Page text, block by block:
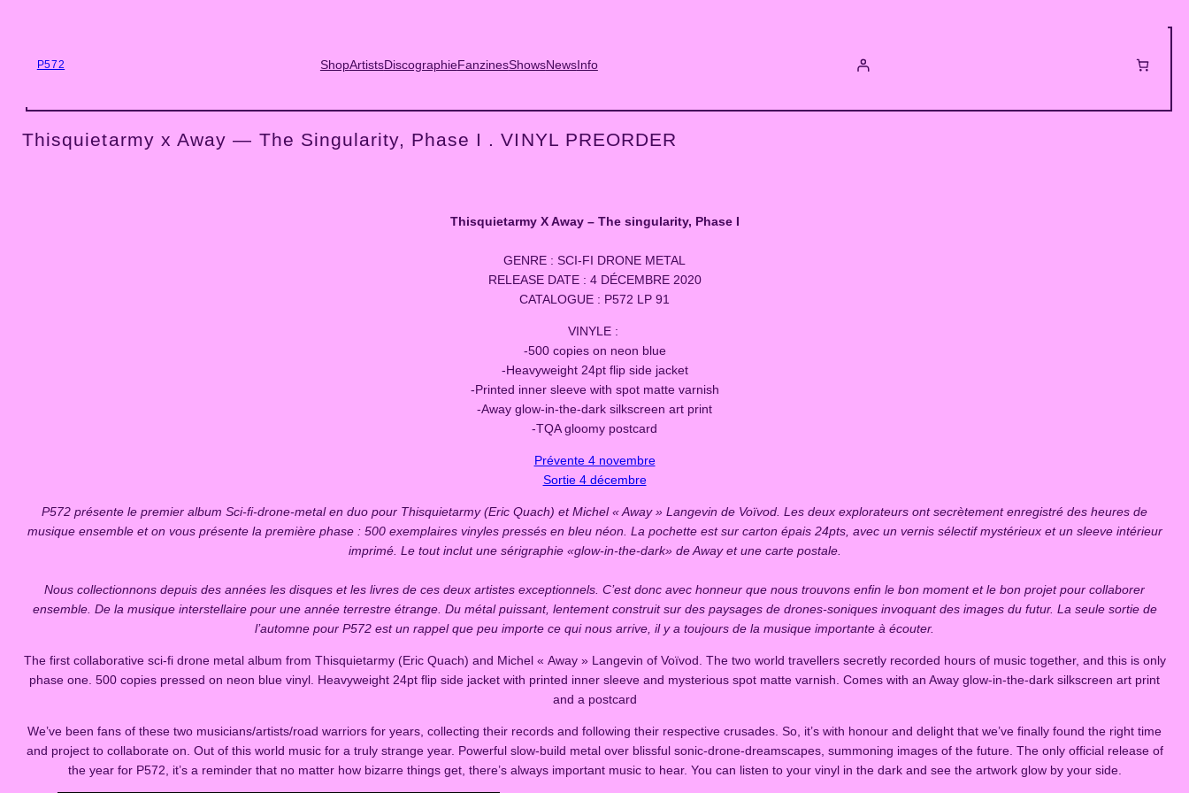
P572 ShopArtistsDiscographieFanzinesShowsNewsInfo
Thisquietarmy x Away — The Singularity, Phase I . VINYL PREORDER
Thisquietarmy X Away – The singularity, Phase I
GENRE : SCI-FI DRONE METAL
RELEASE DATE : 4 DÉCEMBRE 2020
CATALOGUE : P572 LP 91
VINYLE :
-500 copies on neon blue
-Heavyweight 24pt flip side jacket
-Printed inner sleeve with spot matte varnish
-Away glow-in-the-dark silkscreen art print
-TQA gloomy postcard
Prévente 4 novembre
Sortie 4 décembre
P572 présente le premier album Sci-fi-drone-metal en duo pour Thisquietarmy (Eric Quach) et Michel « Away » Langevin de Voïvod. Les deux explorateurs ont secrètement enregistré des heures de
musique ensemble et on vous présente la première phase : 500 exemplaires vinyles pressés en bleu néon. La pochette est sur carton épais 24pts, avec un vernis sélectif mystérieux et un sleeve intérieur
imprimé. Le tout inclut une sérigraphie «glow-in-the-dark» de Away et une carte postale.
Nous collectionnons depuis des années les disques et les livres de ces deux artistes exceptionnels. C’est donc avec honneur que nous trouvons enfin le bon moment et le bon projet pour collaborer
ensemble. De la musique interstellaire pour une année terrestre étrange. Du métal puissant, lentement construit sur des paysages de drones-soniques invoquant des images du futur. La seule sortie de
l’automne pour P572 est un rappel que peu importe ce qui nous arrive, il y a toujours de la musique importante à écouter.
The first collaborative sci-fi drone metal album from Thisquietarmy (Eric Quach) and Michel « Away » Langevin of Voïvod. The two world travellers secretly recorded hours of music together, and this is only
phase one. 500 copies pressed on neon blue vinyl. Heavyweight 24pt flip side jacket with printed inner sleeve and mysterious spot matte varnish. Comes with an Away glow-in-the-dark silkscreen art print
and a postcard
We’ve been fans of these two musicians/artists/road warriors for years, collecting their records and following their respective crusades. So, it’s with honour and delight that we’ve finally found the right time
and project to collaborate on. Out of this world music for a truly strange year. Powerful slow-build metal over blissful sonic-drone-dreamscapes, summoning images of the future. The only official release of
the year for P572, it’s a reminder that no matter how bizarre things get, there’s always important music to hear. You can listen to your vinyl in the dark and see the artwork glow by your side.